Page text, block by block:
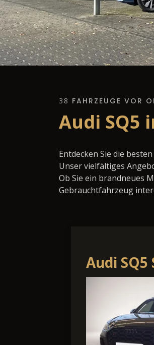
38 FAHRZEUGE VOR
Audi SQ5
Entdecken Sie die
Unser vielfältiges
Ob Sie ein brandneues
Gebrauchtfahrzeug
Audi
TDI
Paket*